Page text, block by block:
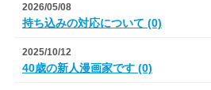
2026/05/08
持ち込みの対応について (0)
2025/10/12
40歳の新人漫画家です (0)